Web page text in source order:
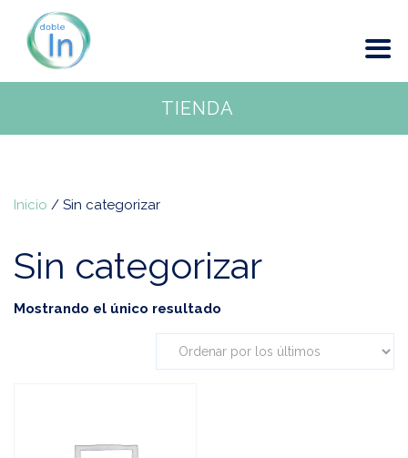
TIENDA
Inicio / Sin categorizar
Sin categorizar
Mostrando el único resultado